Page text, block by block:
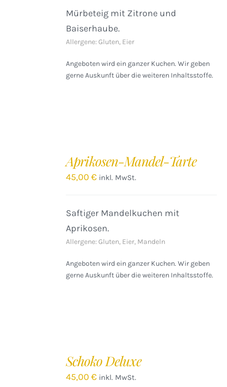
Mürbeteig mit Zitrone und
Baiserhaube.
Allergene: Gluten, Eier
Angeboten wird ein ganzer Kuchen. Wir geben
gerne Auskunft über die weiteren Inhaltsstoffe.
Aprikosen-Mandel-Tarte
45,00€ inkl. MwSt.
Saftiger Mandelkuchen mit
Aprikosen.
Allergene: Gluten, Eier, Mandeln
Angeboten wird ein ganzer Kuchen. Wir geben
gerne Auskunft über die weiteren Inhaltsstoffe.
Schoko Deluxe
45,00€ inkl. MwSt.